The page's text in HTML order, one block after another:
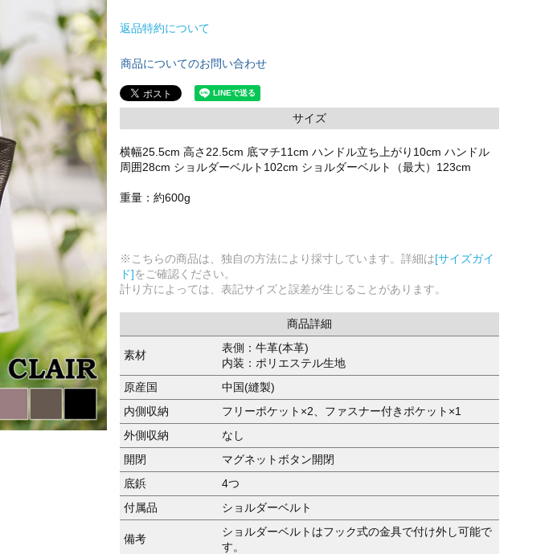
返品特約について
商品についてのお問い合わせ
サイズ
横幅25.5cm 高さ22.5cm 底マチ11cm ハンドル立ち上がり10cm ハンドル
周囲28cm ショルダーベルト102cm ショルダーベルト（最大）123cm
重量：約600g
※こちらの商品は、独自の方法により採寸しています。詳細は[サイズガイ
ド]をご確認ください。
計り方によっては、表記サイズと誤差が生じることがあります。
商品詳細
素材
表側：牛革(本革)
内装：ポリエステル生地
原産国
中国(縫製)
内側収納
フリーポケット×2、ファスナー付きポケット×1
外側収納
なし
開閉
マグネットボタン開閉
底鋲
4つ
付属品
ショルダーベルト
備考
ショルダーベルトはフック式の金具で付け外し可能で
す。